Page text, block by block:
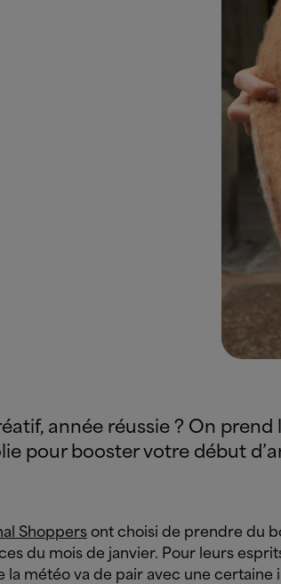
année réussie ? On prend
pour booster votre début
Shoppers ont choisi de prendre du
du mois de janvier. Pour leurs
la météo va de pair avec une certaine